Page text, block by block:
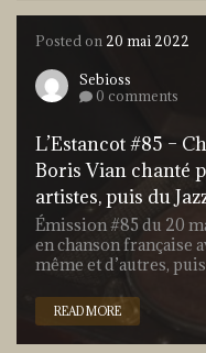
Posted on 20 mai 2022
Sebioss
0 comments
L’Estancot #85 –
Boris Vian chanté
artistes, puis du
Émission #85 du 20
en chanson française
même et d’autres,
READ MORE